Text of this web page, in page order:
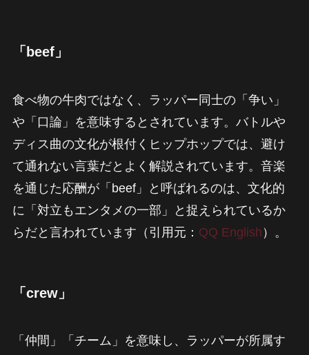
「beef」
食べ物の牛肉ではなく、ラッパー同士の「争い」
や「口論」を意味するとされています。バトルや
ディス曲の文化が根付くヒップホップでは、避け
て通れない言葉だとよく解説されています。音楽
を通じた応酬が「beef」と呼ばれるのは、文化的
に「対立もエンタメの一部」と捉えられているか
らだと言われています（引用元： QQ English ）。
「crew」
「仲間」「チーム」を意味し、ラッパーが所属す